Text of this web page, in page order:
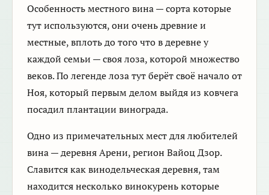
Особенность местного вина — сорта которые
тут используются, они очень древние и
местные, вплоть до того что в деревне у
каждой семьи — своя лоза, которой множество
веков. По легенде лоза тут берёт своё начало от
Ноя, который первым делом выйдя из ковчега
посадил плантации винограда.
Одно из примечательных мест для любителей
вина — деревня Арени, регион Вайоц Дзор.
Славится как винодельческая деревня, там
находится несколько винокурень которые